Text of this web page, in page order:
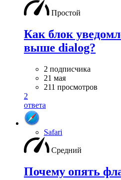
Простой
Как блок
выше dialog?
2 подписчика
21 мая
211 просмотров
2
ответа
Safari
Средний
Почему опять